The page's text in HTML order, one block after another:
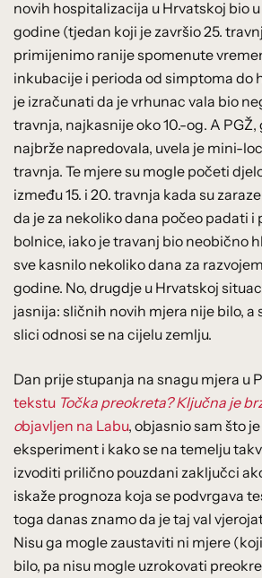
novih hospitalizacija u Hrvatskoj bio u
godine (tjedan koji je završio 25.
primijenimo ranije spomenute
inkubacije i perioda od simptoma do
je izračunati da je vrhunac vala bio
travnja, najkasnije oko 10.-og. A PGŽ,
najbrže napredovala, uvela je mini-
travnja. Te mjere su mogle početi
između 15. i 20. travnja kada su
da je za nekoliko dana počeo padati i
bolnice, iako je travanj bio neobično
sve kasnilo nekoliko dana za
godine. No, drugdje u Hrvatskoj
jasnija: sličnih novih mjera nije bilo,
slici odnosi se na cijelu zemlju.
Dan prije stupanja na snagu mjera u
tekstu Točka preokreta? Ključna je
objavljen na Labu, objasnio sam što
eksperiment i kako se na temelju
izvoditi prilično pouzdani zaključci
iskaže prognoza koja se podvrgava
toga danas znamo da je taj val
Nisu ga mogle zaustaviti ni mjere
bilo, pa nisu mogle uzrokovati